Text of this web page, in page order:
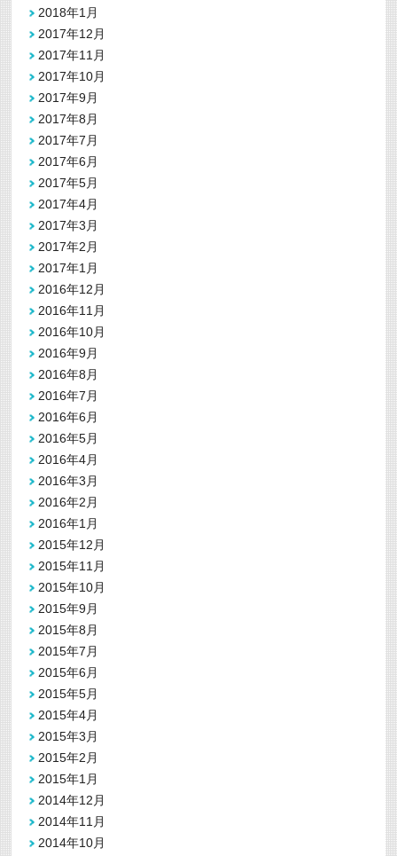
2018年1月
2017年12月
2017年11月
2017年10月
2017年9月
2017年8月
2017年7月
2017年6月
2017年5月
2017年4月
2017年3月
2017年2月
2017年1月
2016年12月
2016年11月
2016年10月
2016年9月
2016年8月
2016年7月
2016年6月
2016年5月
2016年4月
2016年3月
2016年2月
2016年1月
2015年12月
2015年11月
2015年10月
2015年9月
2015年8月
2015年7月
2015年6月
2015年5月
2015年4月
2015年3月
2015年2月
2015年1月
2014年12月
2014年11月
2014年10月